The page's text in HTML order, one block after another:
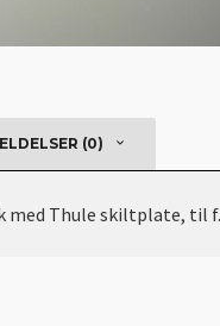
(0)
med Thule skiltplate, til